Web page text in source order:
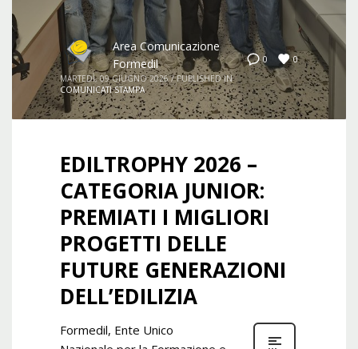
0 0
Area Comunicazione
Formedil
MARTEDÌ, 09 GIUGNO 2026 / PUBLISHED IN
COMUNICATI STAMPA
EDILTROPHY 2026 –
CATEGORIA JUNIOR:
PREMIATI I MIGLIORI
PROGETTI DELLE
FUTURE GENERAZIONI
DELL’EDILIZIA
Formedil, Ente Unico